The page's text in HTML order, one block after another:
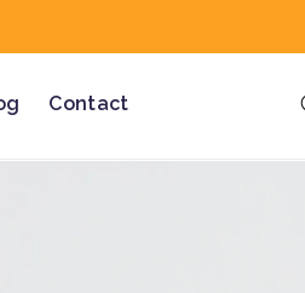
Contact